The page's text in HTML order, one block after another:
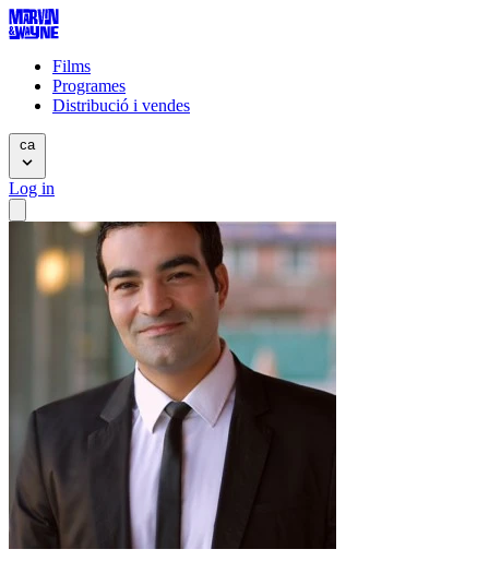
Films
Programes
Distribució i vendes
ca
Log in